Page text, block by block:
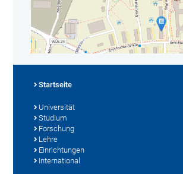
Startseite
Universität
Studium
Forschung
Lehre
Einrichtungen
International